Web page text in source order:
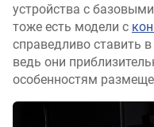
устройства с
тоже есть модели с
справедливо ставить
ведь они
особенностям